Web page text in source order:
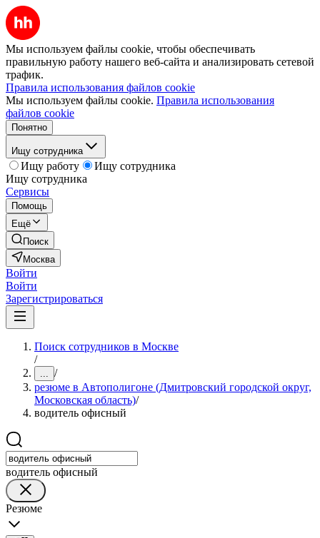
Мы используем файлы cookie, чтобы обеспечивать
правильную работу нашего веб-сайта и анализировать сетевой
трафик.
Правила использования файлов cookie
Мы используем файлы cookie. Правила использования
файлов cookie
Понятно
Ищу сотрудника
Ищу работу
Ищу сотрудника
Ищу сотрудника
Сервисы
Помощь
Ещё
Поиск
Москва
Войти
Войти
Зарегистрироваться
Поиск сотрудников в Москве
/
... /
резюме в Автополигоне (Дмитровский городской округ,
Московская область)/
водитель офисный
водитель офисный
Резюме